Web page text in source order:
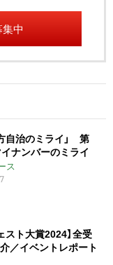
中
自治のミライ」 第
ナンバーのミライ
ス
スト大賞2024】全受
／イベントレポート